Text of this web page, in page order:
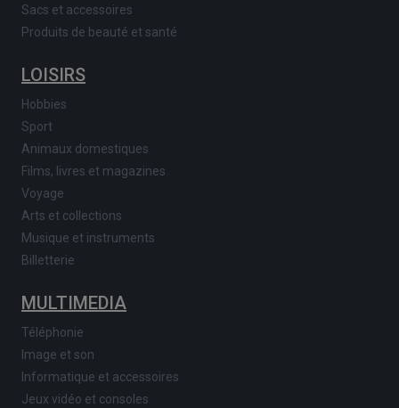
Sacs et accessoires
Produits de beauté et santé
LOISIRS
Hobbies
Sport
Animaux domestiques
Films, livres et magazines
Voyage
Arts et collections
Musique et instruments
Billetterie
MULTIMEDIA
Téléphonie
Image et son
Informatique et accessoires
Jeux vidéo et consoles